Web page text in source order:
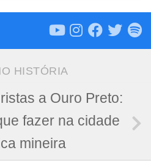
HISTÓRIA
a Ouro Preto:
fazer na cidade
mineira